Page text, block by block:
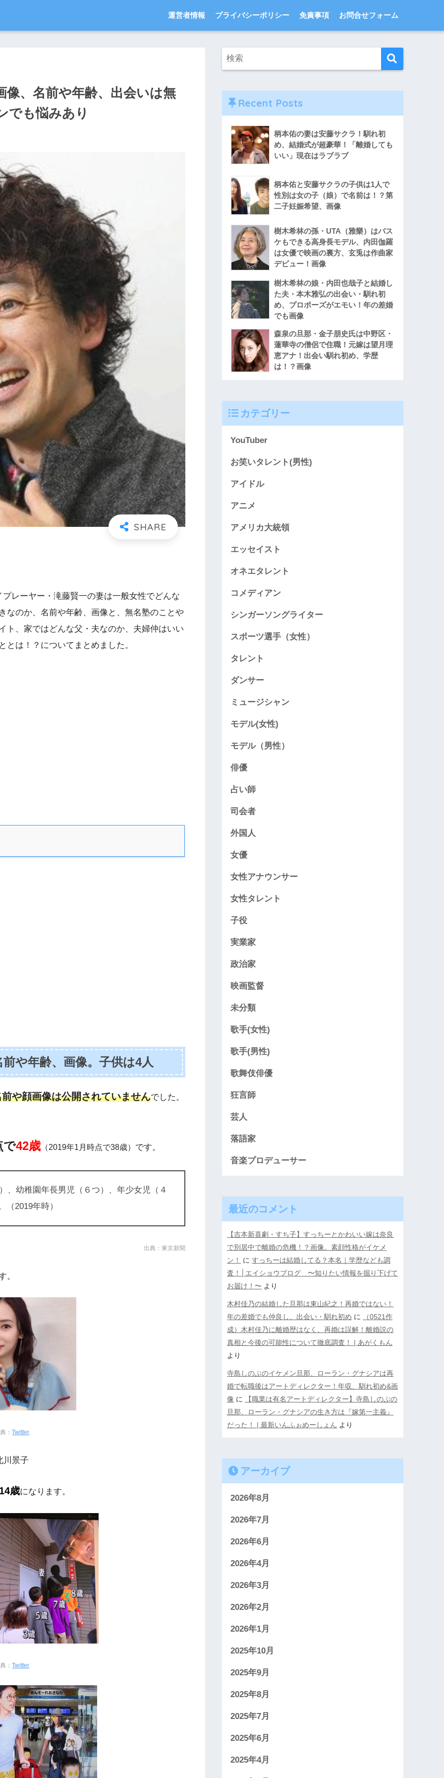
運営者情報 プライバシーポリシー 免責事項 お問合せフォーム
像、名前や年齢、出会いは無
でも悩みあり
レーヤー・滝藤賢一の妻は一般女性でどんな
なのか、名前や年齢、画像と、無名塾のことや
ト、家ではどんな父・夫なのか、夫婦仲はいい
は！？についてまとめました。
や年齢、画像。子供は4人
や顔画像は公開されていませんでした。
で42歳 （2019年1月時点で38歳） です。
、幼稚園年長男児（６つ）、年少女児（４
（2019年時）
出典：東京新聞
。
：Twitter
川景子
歳になります。
：Twitter
Recent Posts
柄本佑の妻は安藤サクラ！馴れ初
め、結婚式が超豪華！「離婚しても
いい」現在はラブラブ
柄本佑と安藤サクラの子供は1人で
性別は女の子（娘）で名前は！？第
二子妊娠希望、画像
樹木希林の孫・UTA（雅樂）はバス
ケもできる高身長モデル、内田伽羅
は女優で映画の裏方、玄兎は作曲家
デビュー！画像
樹木希林の娘・内田也哉子と結婚し
た夫・本木雅弘の出会い・馴れ初
め、プロポーズがエモい！年の差婚
でも画像
森泉の旦那・金子朋史氏は中野区・
蓮華寺の僧侶で住職！元嫁は望月理
恵アナ！出会い馴れ初め、学歴
は！？画像
カテゴリー
YouTuber
お笑いタレント(男性)
アイドル
アニメ
アメリカ大統領
エッセイスト
オネエタレント
コメディアン
シンガーソングライター
スポーツ選手（女性）
タレント
ダンサー
ミュージシャン
モデル(女性)
モデル（男性）
俳優
占い師
司会者
外国人
女優
女性アナウンサー
女性タレント
子役
実業家
政治家
映画監督
未分類
歌手(女性)
歌手(男性)
歌舞伎俳優
狂言師
芸人
落語家
音楽プロデューサー
最近のコメント
【吉本新喜劇・すち子】すっちーとかわいい嫁は奈良
で別居中で離婚の危機！？画像。素顔性格がイケメ
ン！
にすっちーは結婚してる？本名｜学歴なども調
査！│エイショウブログ 〜知りたい情報を掘り下げて
お届け！〜 より
木村佳乃の結婚した旦那は東山紀之！再婚ではない！
年の差婚でも仲良し、出会い・馴れ初め に
（0521作
成）木村佳乃に離婚歴はなく、再婚は誤解！離婚説の
真相と今後の可能性について徹底調査！ | あがくもん
より
寺島しのぶのイケメン旦那、ローラン・グナシアは再
婚で転職後はアートディレクター！年収、馴れ初め&画
像 に
【職業は有名アートディレクター】寺島しのぶの
旦那、ローラン・グナシアの生き方は『嫁第一主義』
だった！ | 最新いんふぉめーしょん より
アーカイブ
2026年8月
2026年7月
2026年6月
2026年4月
2026年3月
2026年2月
2026年1月
2025年10月
2025年9月
2025年8月
2025年7月
2025年6月
2025年4月